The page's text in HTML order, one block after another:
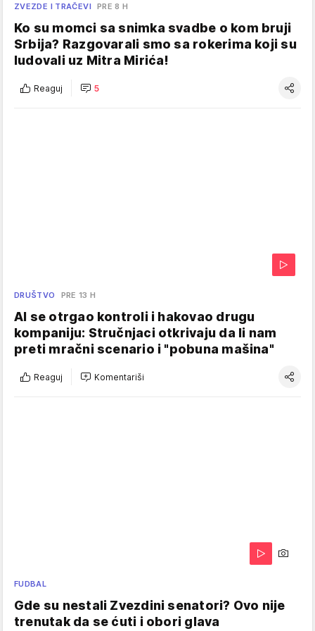
ZVEZDE I TRAČEVI PRE 8 H
Ko su momci sa snimka svadbe o kom bruji
Srbija? Razgovarali smo sa rokerima koji su
ludovali uz Mitra Mirića!
Reaguj 5
DRUŠTVO PRE 13 H
AI se otrgao kontroli i hakovao drugu
kompaniju: Stručnjaci otkrivaju da li nam
preti mračni scenario i "pobuna mašina"
Reaguj Komentariši
FUDBAL
Gde su nestali Zvezdini senatori? Ovo nije
trenutak da se ćuti i obori glava